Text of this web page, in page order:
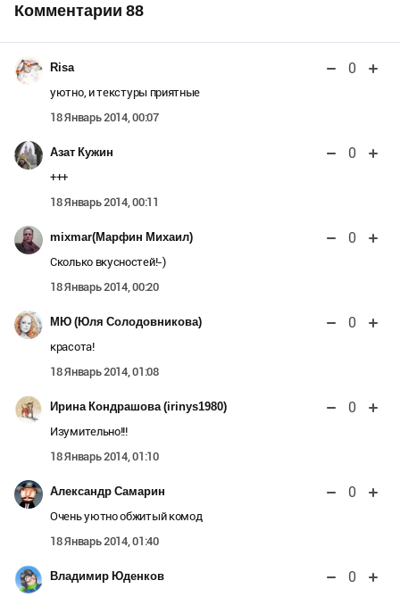
Комментарии 88
Risa 0
уютно, и текстуры приятные
18 Январь 2014, 00:07
Азат Кужин 0
+++
18 Январь 2014, 00:11
mixmar(Марфин Михаил) 0
Сколько вкусностей!-)
18 Январь 2014, 00:20
МЮ (Юля Солодовникова) 0
красота!
18 Январь 2014, 01:08
Ирина Кондрашова (irinys1980) 0
Изумительно!!!
18 Январь 2014, 01:10
Александр Самарин 0
Очень уютно обжитый комод
18 Январь 2014, 01:40
Владимир Юденков 0